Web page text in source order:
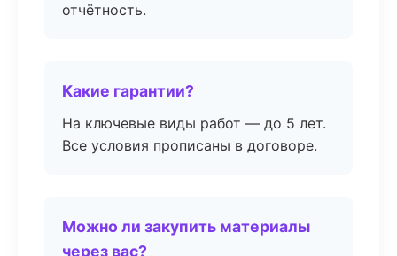
отчётность.
Какие гарантии?
На ключевые виды работ — до 5 лет.
Все условия прописаны в договоре.
Можно ли закупить материалы
через вас?